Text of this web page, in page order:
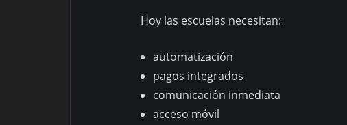
Hoy las escuelas necesitan:
automatización
pagos integrados
comunicación inmediata
acceso móvil